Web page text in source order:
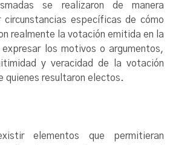
se realizaron de manera
circunstancias específicas de cómo
realmente la votación emitida en la
los motivos o argumentos,
y veracidad de la votación
quienes resultaron electos.
elementos que permitieran